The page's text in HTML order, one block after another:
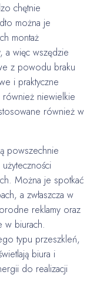
chętnie
można je
montaż
a więc wszędzie
z powodu braku
i praktyczne
niewielkie
również w
powszechnie
Można je spotkać
a zwłaszcza w
reklamy oraz
w biurach.
typu przeszkleń,
biura i
do realizacji